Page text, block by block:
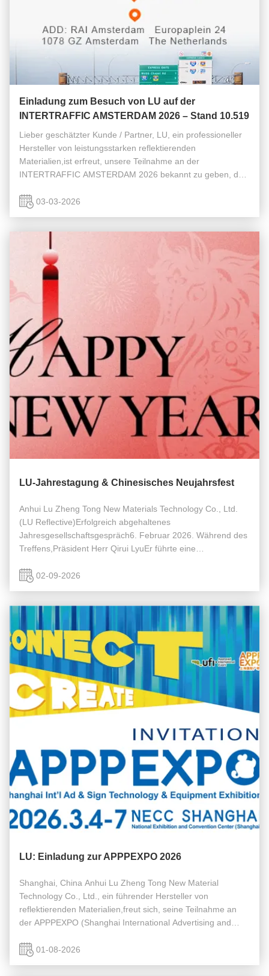
Einladung zum Besuch von LU auf der
INTERTRAFFIC AMSTERDAM 2026 – Stand 10.519
Lieber geschätzter Kunde / Partner, LU, ein professioneller
Hersteller von leistungsstarken reflektierenden
Materialien,ist erfreut, unsere Teilnahme an der
INTERTRAFFIC AMSTERDAM 2026 bekannt zu geben, der
StraßeninfrastrukturWir freuen uns, ...
03-03-2026
LU-Jahrestagung & Chinesisches Neujahrsfest
Anhui Lu Zheng Tong New Materials Technology Co., Ltd.
(LU Reflective)Erfolgreich abgehaltenes
Jahresgesellschaftsgespräch6. Februar 2026. Während des
Treffens,Präsident Herr Qirui LyuEr führte eine
im vergangenen Jahr überprüfte und ...
02-09-2026
LU: Einladung zur APPPEXPO 2026
Shanghai, China Anhui Lu Zheng Tong New Material
Technology Co., Ltd., ein führender Hersteller von
reflektierenden Materialien,freut sich, seine Teilnahme an
der APPPEXPO (Shanghai International Advertising and
bekannt zu geben.Das ...
01-08-2026